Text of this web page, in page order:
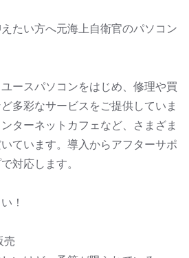
たい方へ元海上自衛官のパソコン
ースパソコンをはじめ、修理や買
多彩なサービスをご提供していま
ターネットカフェなど、さまざま
ています。導入からアフターサポ
対応します。
！
売